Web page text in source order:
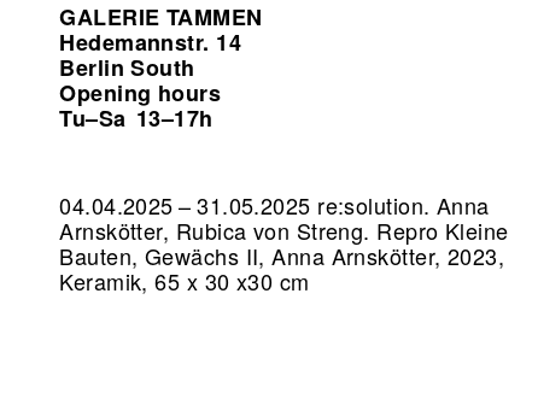
GALERIE TAMMEN
Hedemannstr. 14
Berlin South
Opening hours
Tu–Sa 13–17h
04.04.2025 – 31.05.2025 re:solution. Anna
Arnskötter, Rubica von Streng. Repro Kleine
Bauten, Gewächs II, Anna Arnskötter, 2023,
Keramik, 65 x 30 x30 cm